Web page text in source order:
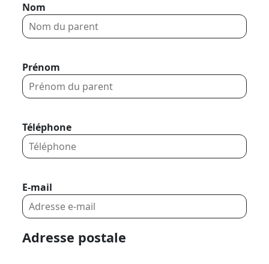
Nom
Prénom
Téléphone
E-mail
Adresse postale